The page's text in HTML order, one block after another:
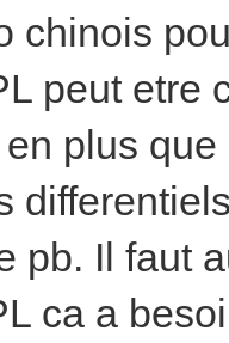
chinois
peut etre
plus
pb. Il faut
ca a